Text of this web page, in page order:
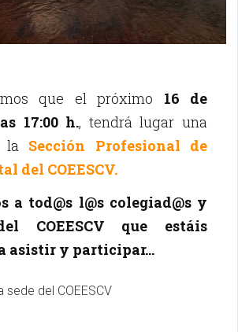
que el próximo 16 de
17:00 h., tendrá lugar una
la Sección Profesional de
del COEESCV.
a tod@s l@s colegiad@s y
COEESCV que estáis
asistir y participar...
sede del COEESCV